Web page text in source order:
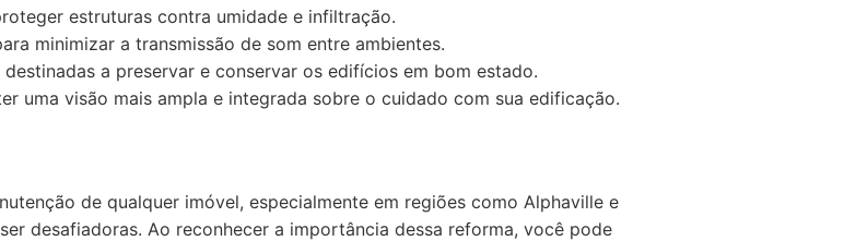
estruturas contra umidade e infiltração.
minimizar a transmissão de som entre ambientes.
a preservar e conservar os edifícios em bom estado.
uma visão mais ampla e integrada sobre o cuidado com sua edificação.
de qualquer imóvel, especialmente em regiões como Alphaville e
desafiadoras. Ao reconhecer a importância dessa reforma, você pode